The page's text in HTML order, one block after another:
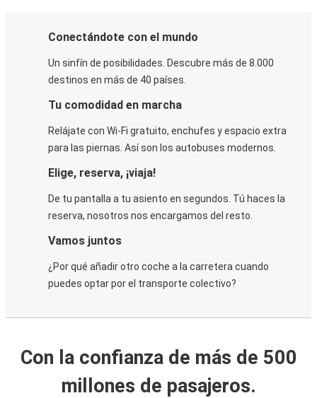
Conectándote con el mundo
Un sinfín de posibilidades. Descubre más de 8.000
destinos en más de 40 países.
Tu comodidad en marcha
Relájate con Wi-Fi gratuito, enchufes y espacio extra
para las piernas. Así son los autobuses modernos.
Elige, reserva, ¡viaja!
De tu pantalla a tu asiento en segundos. Tú haces la
reserva, nosotros nos encargamos del resto.
Vamos juntos
¿Por qué añadir otro coche a la carretera cuando
puedes optar por el transporte colectivo?
Con la confianza de más de 500
millones de pasajeros.